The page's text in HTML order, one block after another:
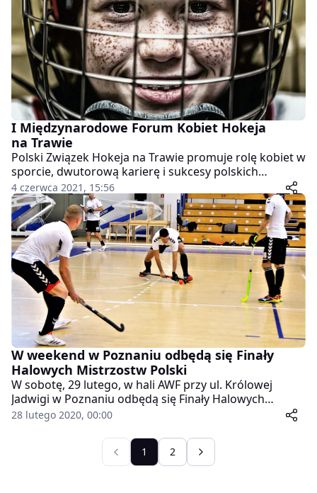
I Międzynarodowe Forum Kobiet Hokeja
na Trawie
Polski Związek Hokeja na Trawie promuje rolę kobiet w
sporcie, dwutorową karierę i sukcesy polskich
zawodniczek hokeja na trawie.
4 czerwca 2021, 15:56
W weekend w Poznaniu odbędą się Finały
Halowych Mistrzostw Polski
W sobotę, 29 lutego, w hali AWF przy ul. Królowej
Jadwigi w Poznaniu odbędą się Finały Halowych
Mistrzostw Polski. Wśród mężczyzn tytułu broni WKS
28 lutego 2020, 00:00
1 2